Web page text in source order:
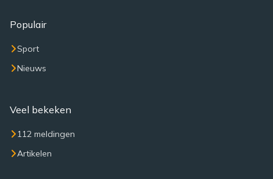
Populair
Sport
Nieuws
Veel bekeken
112 meldingen
Artikelen